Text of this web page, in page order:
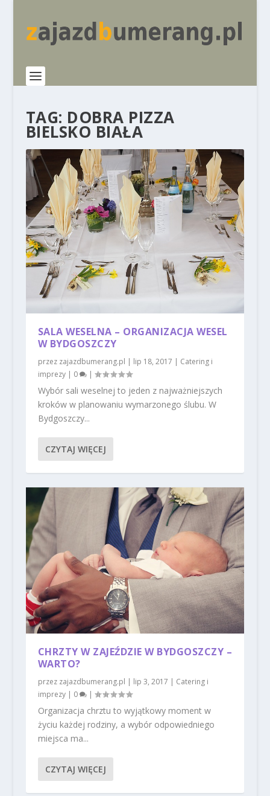
TAG: DOBRA PIZZA
BIELSKO BIAŁA
SALA WESELNA – ORGANIZACJA WESEL
W BYDGOSZCZY
przez zajazdbumerang.pl | lip 18, 2017 | Catering i
imprezy| 0 |
Wybór sali weselnej to jeden z najważniejszych
kroków w planowaniu wymarzonego ślubu. W
Bydgoszczy...
CZYTAJ WIĘCEJ
CHRZTY W ZAJEŹDZIE W BYDGOSZCZY –
WARTO?
przez zajazdbumerang.pl | lip 3, 2017 | Catering i
imprezy| 0 |
Organizacja chrztu to wyjątkowy moment w
życiu każdej rodziny, a wybór odpowiedniego
miejsca ma...
CZYTAJ WIĘCEJ